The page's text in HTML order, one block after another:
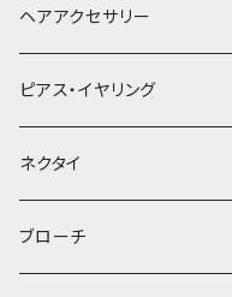
ヘアアクセサリー
ヘアクリップ
ヘッドドレス・カチューシャ
ヘアゴム
ピアス・イヤリング
ネクタイ
ブローチ